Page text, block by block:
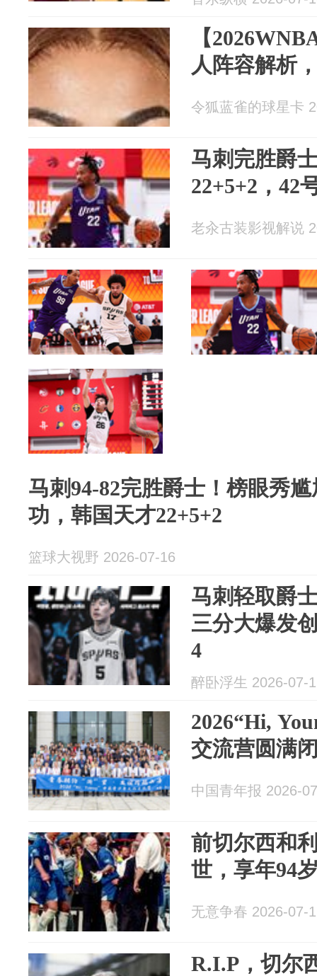
【
人阵容解析
令狐蓝雀的球星卡
马刺完胜爵
22+5+2，42
老汆古装影视解说
马刺94-82完胜爵士！榜眼秀
功，韩国天才22+5+2
篮球大视野 2026-07-16
马刺轻取爵
三分大爆发
4
醉卧浮生 2026-07-
2026“Hi,
交流营圆满
中国青年报 2026-
前切尔西和
世，享年94
无意争春 2026-07-
R.I.P，切尔